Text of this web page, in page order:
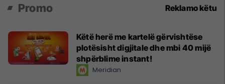
Promo Reklamo këtu
Këtë herë me kartelë gërvishtëse
plotësisht digjitale dhe mbi 40 mijë
shpërblime instant!
Meridian